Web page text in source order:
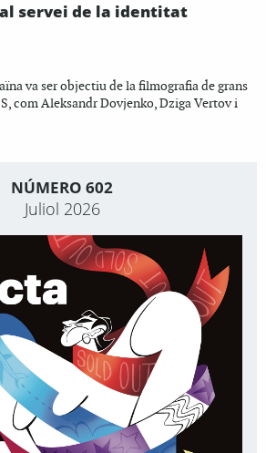
servei de la identitat
va ser objectiu de la filmografia de grans
com Aleksandr Dovjenko, Dziga Vertov i
NÚMERO 602
Juliol 2026